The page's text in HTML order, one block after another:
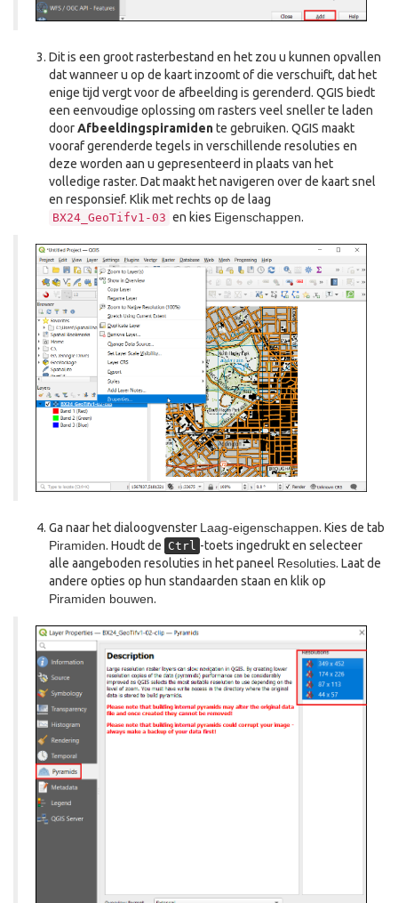
Dit is een groot rasterbestand en het zou u kunnen opvallen
dat wanneer u op de kaart inzoomt of die verschuift, dat het
enige tijd vergt voor de afbeelding is gerenderd. QGIS biedt
een eenvoudige oplossing om rasters veel sneller te laden
doorAfbeeldingspiramidente gebruiken. QGIS maakt
vooraf gerenderde tegels in verschillende resoluties en
deze worden aan u gepresenteerd in plaats van het
volledige raster. Dat maakt het navigeren over de kaart snel
en responsief. Klik met rechts op de laag
BX24_GeoTifv1-03 en kies Eigenschappen.
Ga naar het dialoogvenster Laag-eigenschappen. Kies de tab
Piramiden. Houdt de Ctrl -toets ingedrukt en selecteer
alle aangeboden resoluties in het paneel Resoluties. Laat de
andere opties op hun standaarden staan en klik op
Piramiden bouwen.